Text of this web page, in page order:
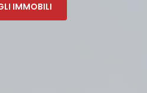
IMMOBILI